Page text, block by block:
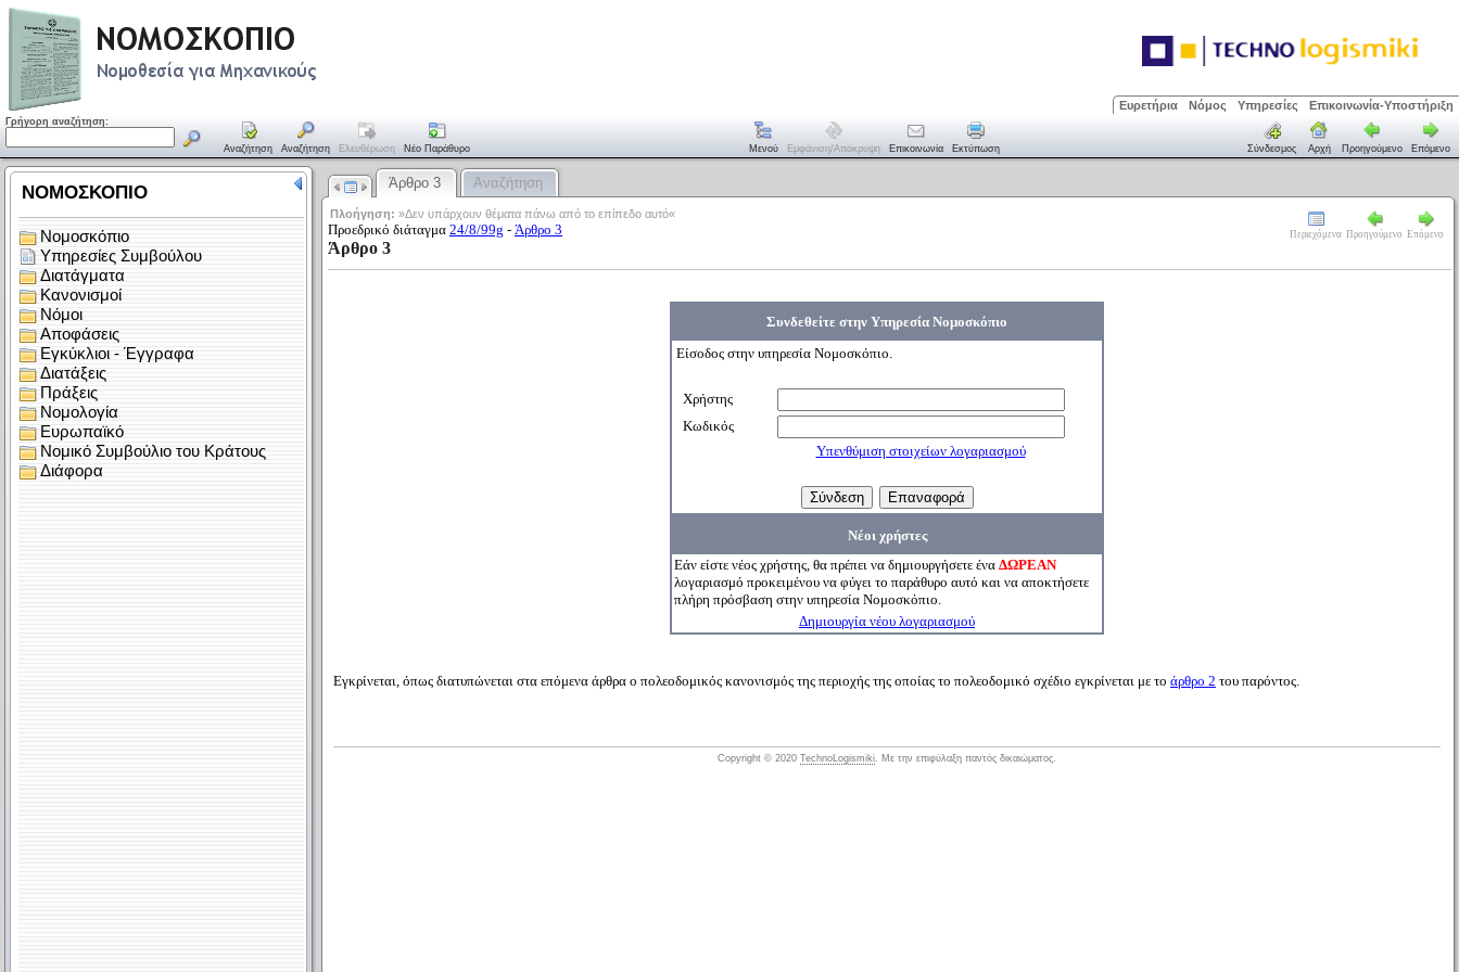
Ευρετήρια Νόμος Υπηρεσίες Επικοινωνία-Υποστήριξη
Γρήγορη αναζήτηση:
Αναζήτηση Αναζήτηση Ελευθέρωση Νέο Παράθυρο Μενού Εμφάνιση/απόκρυψη Επικοινωνία Εκτύπωση Σύνδεσμος Αρχή Προηγούμενο Επόμενο
Άρθρο 3 Αναζήτηση